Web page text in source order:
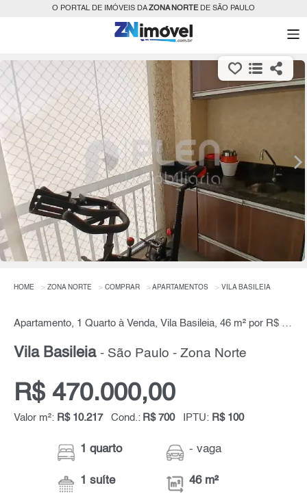
O PORTAL DE IMÓVEIS DAZONA NORTEDE SÃO PAULO
HOME ZONA NORTE COMPRAR APARTAMENTOS VILA BASILEIA
Apartamento, 1 Quarto à Venda, Vila Basileia, 46 m² por R$ 470.000,00
Vila Basileia - São Paulo - Zona Norte
R$ 470.000,00
Valor m²: R$ 10.217 Cond.: R$ 700 IPTU: R$ 100
1 quarto
1 suíte
- vaga
46 m²